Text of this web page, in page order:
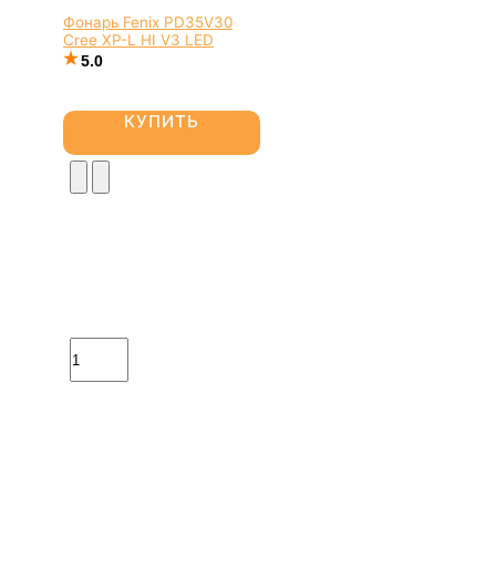
Фонарь Fenix PD35V30
Cree XP-L HI V3 LED
5.0
КУПИТЬ